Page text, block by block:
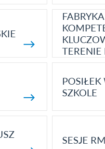
FABRYKA
SZKOLE
SESJE